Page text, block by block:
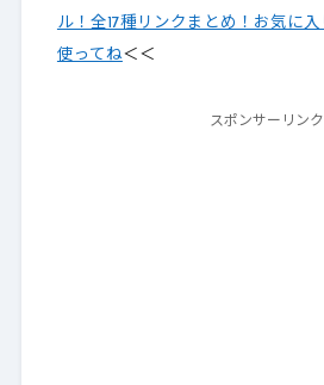
ル！全17種リンクまとめ！お気に
使ってね＜＜
スポンサーリンク